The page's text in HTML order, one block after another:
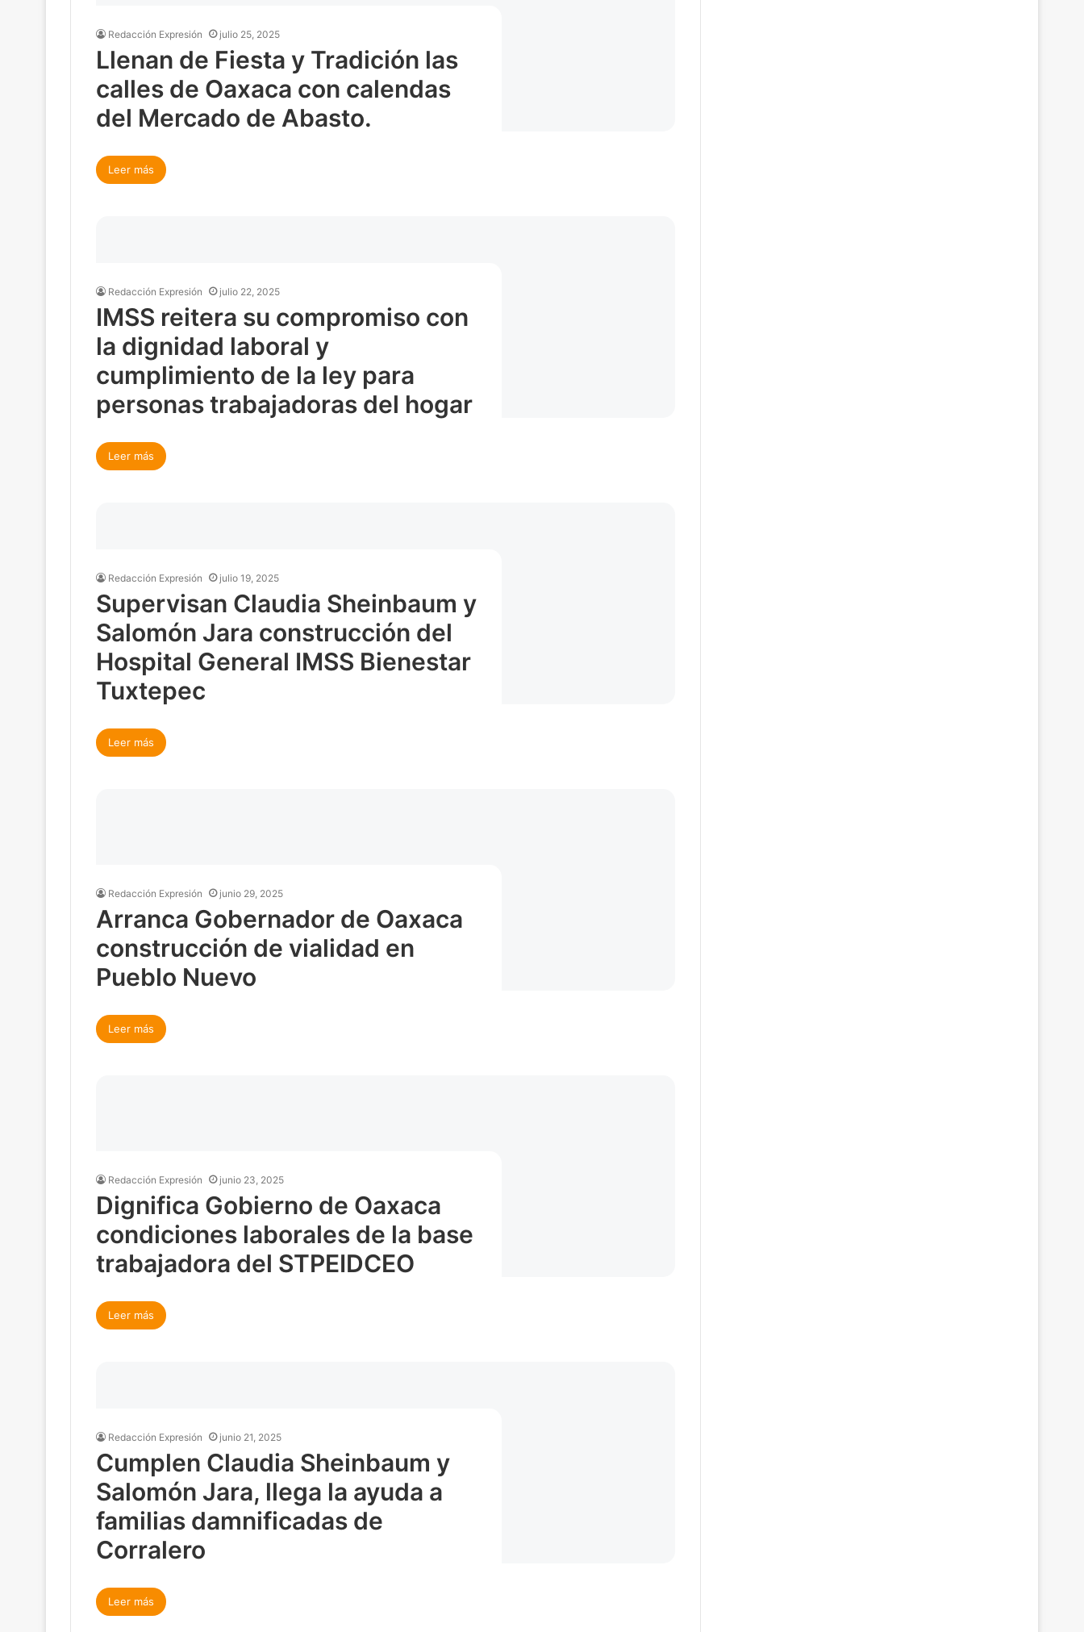
Redacción Expresión julio 25, 2025
Llenan de Fiesta y Tradición las
calles de Oaxaca con calendas
del Mercado de Abasto.
Leer más
Redacción Expresión julio 22, 2025
IMSS reitera su compromiso con
la dignidad laboral y
cumplimiento de la ley para
personas trabajadoras del hogar
Leer más
Redacción Expresión julio 19, 2025
Supervisan Claudia Sheinbaum y
Salomón Jara construcción del
Hospital General IMSS Bienestar
Tuxtepec
Leer más
Redacción Expresión junio 29, 2025
Arranca Gobernador de Oaxaca
construcción de vialidad en
Pueblo Nuevo
Leer más
Redacción Expresión junio 23, 2025
Dignifica Gobierno de Oaxaca
condiciones laborales de la base
trabajadora del STPEIDCEO
Leer más
Redacción Expresión junio 21, 2025
Cumplen Claudia Sheinbaum y
Salomón Jara, llega la ayuda a
familias damnificadas de
Corralero
Leer más